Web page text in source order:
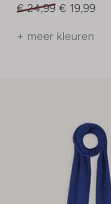
€ 24,99 € 19,99
+ meer kleuren